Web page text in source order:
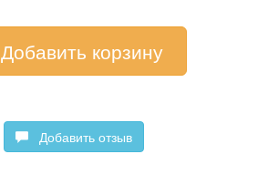
Добавить корзину
Добавить отзыв